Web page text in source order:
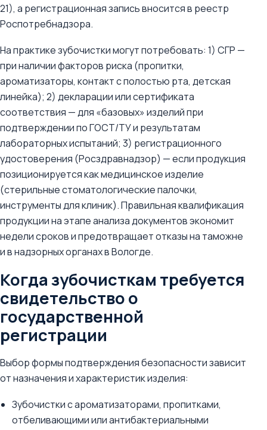
21), а регистрационная запись вносится в реестр
Роспотребнадзора.
На практике зубочистки могут потребовать: 1) СГР —
при наличии факторов риска (пропитки,
ароматизаторы, контакт с полостью рта, детская
линейка); 2) декларации или сертификата
соответствия — для «базовых» изделий при
подтверждении по ГОСТ/ТУ и результатам
лабораторных испытаний; 3) регистрационного
удостоверения (Росздравнадзор) — если продукция
позиционируется как медицинское изделие
(стерильные стоматологические палочки,
инструменты для клиник). Правильная квалификация
продукции на этапе анализа документов экономит
недели сроков и предотвращает отказы на таможне
и в надзорных органах в Вологде.
Когда зубочисткам требуется
свидетельство о
государственной
регистрации
Выбор формы подтверждения безопасности зависит
от назначения и характеристик изделия:
Зубочистки с ароматизаторами, пропитками,
отбеливающими или антибактериальными